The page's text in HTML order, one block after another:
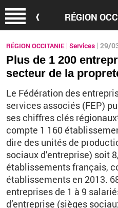
RÉGION
RÉGION OCCITANIE Services 29/
Plus de 1 200
secteur de la
Le Fédération des
services associés (FEP)
ses chiffres clés
compte 1 160
dire des unités de
sociaux d’entreprise) soit
établissements français,
établissements en 2013.
entreprises de 1 à 9
d’entreprise (sièges